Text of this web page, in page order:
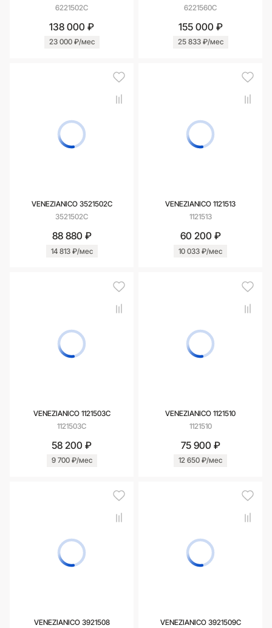
6221502C
138 000 ₽
23 000 ₽/мес
6221560C
155 000 ₽
25 833 ₽/мес
VENEZIANICO 3521502С
3521502С
88 880 ₽
14 813 ₽/мес
VENEZIANICO 1121513
1121513
60 200 ₽
10 033 ₽/мес
VENEZIANICO 1121503С
1121503С
58 200 ₽
9 700 ₽/мес
VENEZIANICO 1121510
1121510
75 900 ₽
12 650 ₽/мес
VENEZIANICO 3921508
VENEZIANICO 3921509С